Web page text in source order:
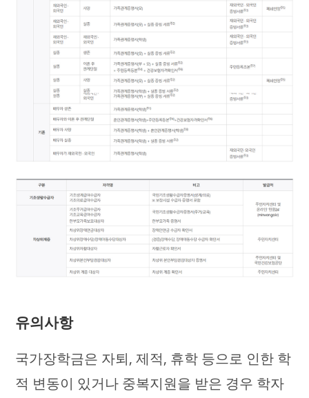
유의사항
국가장학금은 자퇴, 제적, 휴학 등으로 인한 학
적 변동이 있거나 중복지원을 받은 경우 학자